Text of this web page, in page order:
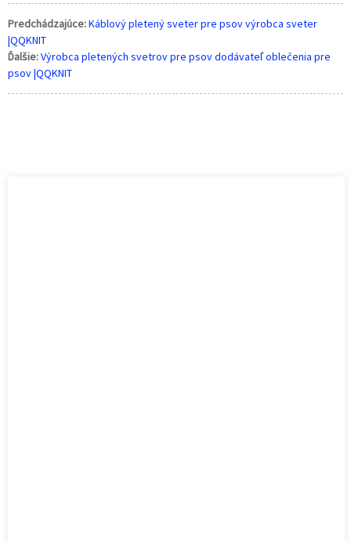
Predchádzajúce:Káblový pletený sveter pre psov výrobca sveter
|QQKNIT
Ďalšie:Výrobca pletených svetrov pre psov dodávateľ oblečenia pre
psov |QQKNIT